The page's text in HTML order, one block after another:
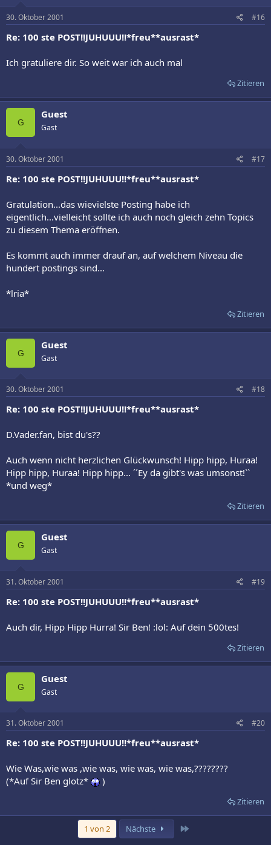
30. Oktober 2001 #16
Re: 100 ste POST!!JUHUUU!!*freu**ausrast*
Ich gratuliere dir. So weit war ich auch mal
Zitieren
G
Guest
Gast
30. Oktober 2001 #17
Re: 100 ste POST!!JUHUUU!!*freu**ausrast*
Gratulation...das wievielste Posting habe ich
eigentlich...vielleicht sollte ich auch noch gleich zehn Topics
zu diesem Thema eröffnen.
Es kommt auch immer drauf an, auf welchem Niveau die
hundert postings sind...
*lria*
Zitieren
G
Guest
Gast
30. Oktober 2001 #18
Re: 100 ste POST!!JUHUUU!!*freu**ausrast*
D.Vader.fan, bist du's??
Auch wenn nicht herzlichen Glückwunsch! Hipp hipp, Huraa!
Hipp hipp, Huraa! Hipp hipp... ´´Ey da gibt's was umsonst!``
*und weg*
Zitieren
G
Guest
Gast
31. Oktober 2001 #19
Re: 100 ste POST!!JUHUUU!!*freu**ausrast*
Auch dir, Hipp Hipp Hurra! Sir Ben! :lol: Auf dein 500tes!
Zitieren
G
Guest
Gast
31. Oktober 2001 #20
Re: 100 ste POST!!JUHUUU!!*freu**ausrast*
Wie Was,wie was ,wie was, wie was, wie was,????????
(*Auf Sir Ben glotz*
)
Zitieren
1 von 2 Nächste